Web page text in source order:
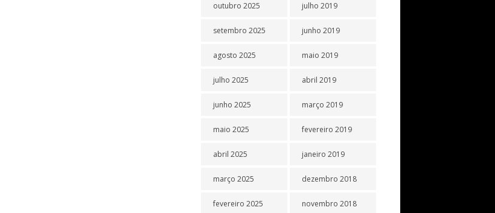
outubro 2025
setembro 2025
agosto 2025
julho 2025
junho 2025
maio 2025
abril 2025
março 2025
fevereiro 2025
julho 2019
junho 2019
maio 2019
abril 2019
março 2019
fevereiro 2019
janeiro 2019
dezembro 2018
novembro 2018